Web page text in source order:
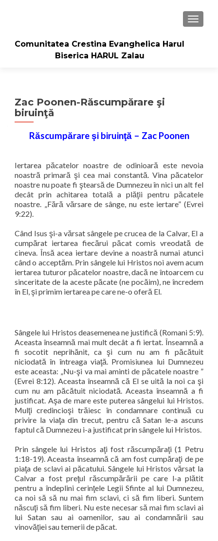
Comunitatea Crestina Evanghelica Harul
Biserica HARUL Zalau
Zac Poonen-Răscumpărare şi
biruinţă
Răscumpărare şi biruinţă – Zac Poonen
Iertarea păcatelor noastre de odinioară este nevoia
noastră primară şi cea mai constantă. Vina păcatelor
noastre nu poate fi ştearsă de Dumnezeu în nici un alt fel
decât prin achitarea totală a plăţii pentru păcatele
noastre. „Fără vărsare de sânge, nu este iertare” (Evrei
9:22).
Când Isus şi-a vărsat sângele pe crucea de la Calvar, El a
cumpărat iertarea fiecărui păcat comis vreodată de
cineva. Însă acea iertare devine a noastră numai atunci
când o acceptăm. Prin sângele lui Hristos noi avem acum
iertarea tuturor păcatelor noastre, dacă ne întoarcem cu
sinceritate de la aceste păcate (ne pocăim), ne încredem
în El, şi primim iertarea pe care ne-o oferă El.
Sângele lui Hristos deasemenea ne justifică (Romani 5:9).
Aceasta înseamnă mai mult decât a fi iertat. Înseamnă a
fi socotit neprihănit, ca şi cum nu am fi păcătuit
niciodată în întreaga viaţă. Promisiunea lui Dumnezeu
este aceasta: „Nu-şi va mai aminti de păcatele noastre ”
(Evrei 8:12). Aceasta înseamnă că El se uită la noi ca şi
cum nu am păcătuit niciodată. Aceasta înseamnă a fi
justificat. Aşa de mare este puterea sângelui lui Hristos.
Mulţi credincioşi trăiesc în condamnare continuă cu
privire la viaţa din trecut, pentru că Satan le-a ascuns
faptul că Dumnezeu i-a justificat prin sângele lui Hristos.
Prin sângele lui Hristos aţi fost răscumpăraţi (1 Petru
1:18-19). Aceasta înseamnă că am fost cumpăraţi de pe
piaţa de sclavi ai păcatului. Sângele lui Hristos vărsat la
Calvar a fost preţul răscumpărării pe care l-a plătit
pentru a îndeplini cerinţele Legii Sfinte al lui Dumnezeu,
ca noi să să nu mai fim sclavi, ci să fim liberi. Suntem
născuţi să fim liberi. Nu este necesar să mai fim sclavi ai
lui Satan sau ai oamenilor, sau ai condamnării sau
vinovăţiei sau temerii de păcat.